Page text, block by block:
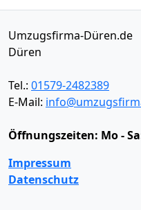
Umzugsfirma-Düren.de
Düren
Tel.: 01579-2482389
E-Mail:
Öffnungszeiten: Mo -
Impressum
Datenschutz